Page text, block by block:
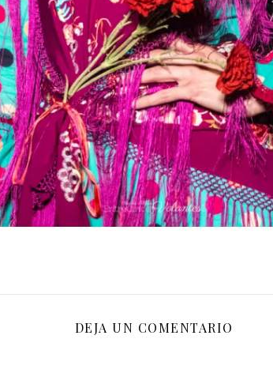
DEJA UN COMENTARIO